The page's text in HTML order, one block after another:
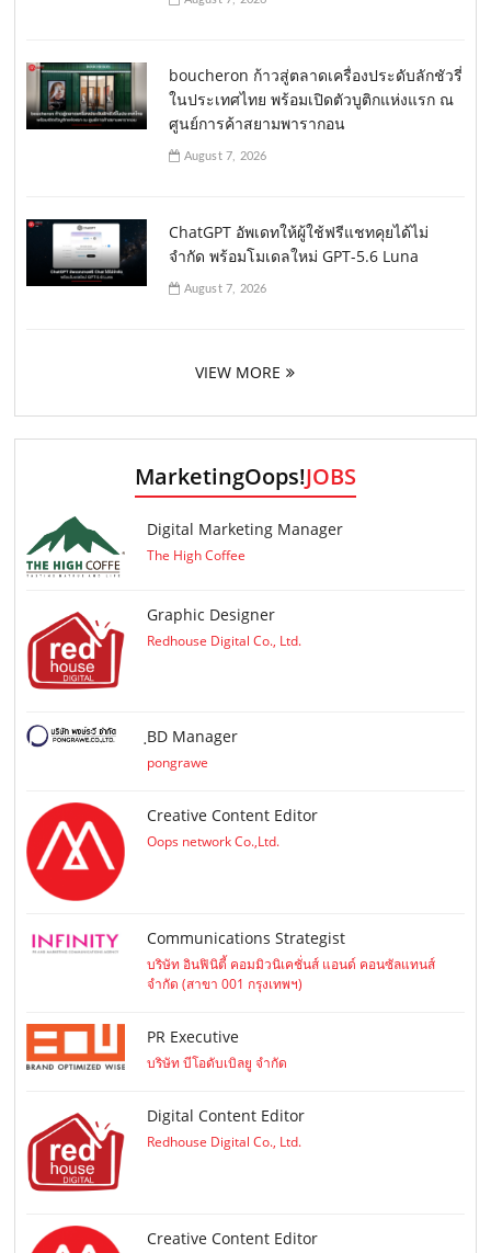
boucheron ก้าวสู่ตลาดเครื่องประดับลักชัวรี่
ในประเทศไทย พร้อมเปิดตัวบูติกแห่งแรก ณ
ศูนย์การค้าสยามพารากอน
August 7, 2026
ChatGPT อัพเดทให้ผู้ใช้ฟรีแชทคุยได้ไม่
จำกัด พร้อมโมเดลใหม่ GPT-5.6 Luna
August 7, 2026
VIEW MORE
MarketingOops!JOBS
Digital Marketing Manager
The High Coffee
Graphic Designer
Redhouse Digital Co., Ltd.
ฺBD Manager
pongrawe
Creative Content Editor
Oops network Co.,Ltd.
Communications Strategist
บริษัท อินฟินิตี้ คอมมิวนิเคชั่นส์ แอนด์ คอนซัลแทนส์
จำกัด (สาขา 001 กรุงเทพฯ)
PR Executive
บริษัท บีโอดับเบิลยู จำกัด
Digital Content Editor
Redhouse Digital Co., Ltd.
Creative Content Editor